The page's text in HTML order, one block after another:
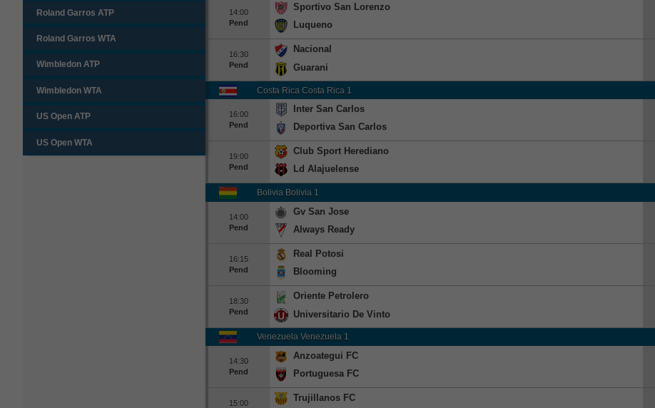
Roland Garros ATP
Roland Garros WTA
Wimbledon ATP
Wimbledon WTA
US Open ATP
US Open WTA
14:00
Pend
Sportivo San Lorenzo
Luqueno
16:30
Pend
Nacional
Guarani
Costa Rica Costa Rica 1
16:00
Pend
Inter San Carlos
Deportiva San Carlos
19:00
Pend
Club Sport Herediano
Ld Alajuelense
Bolivia Bolivia 1
14:00
Pend
Gv San Jose
Always Ready
16:15
Pend
Real Potosi
Blooming
18:30
Pend
Oriente Petrolero
Universitario De Vinto
Venezuela Venezuela 1
14:30
Pend
Anzoategui FC
Portuguesa FC
15:00
Trujillanos FC